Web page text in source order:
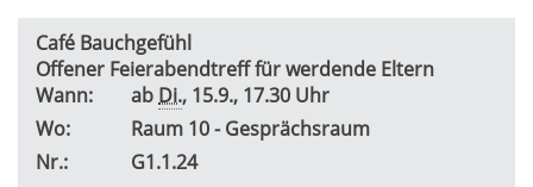
Café Bauchgefühl
Offener Feierabendtreff für werdende Eltern
Wann:
ab Di., 15.9., 17.30 Uhr
Wo:
Raum 10 - Gesprächsraum
Nr.:
G1.1.24